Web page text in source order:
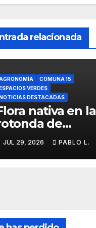
relacionada
AGRONOMÍA
COMUNA 15
VERDES
DESTACADAS
nativa en la
de
JUL 29, 2026 PABLO L.